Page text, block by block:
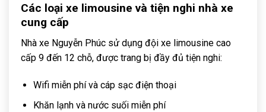
Các loại xe limousine và tiện nghi nhà xe
cung cấp
Nhà xe Nguyễn Phúc sử dụng đội xe limousine cao
cấp 9 đến 12 chỗ, được trang bị đầy đủ tiện nghi:
Wifi miễn phí và cáp sạc điện thoại
Khăn lạnh và nước suối miễn phí